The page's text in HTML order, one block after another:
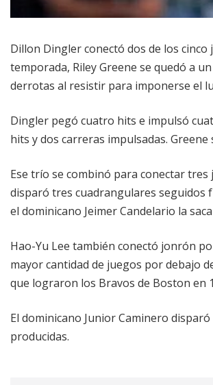
Dillon Dingler conectó dos de los cinco
temporada, Riley Greene se quedó a
derrotas al resistir para imponerse el
Dingler pegó cuatro hits e impulsó
hits y dos carreras impulsadas.
Ese trío se combinó para conectar
disparó tres cuadrangulares seguidos
el dominicano Jeimer Candelario la
Hao-Yu Lee también conectó jonrón
mayor cantidad de juegos por debajo
que lograron los Bravos de Boston en
El dominicano Junior Caminero
producidas.